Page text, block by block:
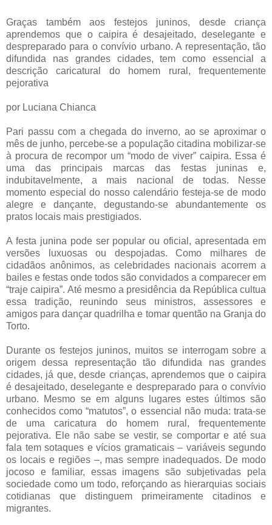
Graças também aos festejos juninos, desde criança
aprendemos que o caipira é desajeitado, deselegante e
despreparado para o convívio urbano. A representação, tão
difundida nas grandes cidades, tem como essencial a
descrição caricatural do homem rural, frequentemente
pejorativa
por Luciana Chianca
Pari passu com a chegada do inverno, ao se aproximar o
mês de junho, percebe-se a população citadina mobilizar-se
à procura de recompor um “modo de viver” caipira. Essa é
uma das principais marcas das festas juninas e,
indubitavelmente, a mais nacional de todas. Nesse
momento especial do nosso calendário festeja-se de modo
alegre e dançante, degustando-se abundantemente os
pratos locais mais prestigiados.
A festa junina pode ser popular ou oficial, apresentada em
versões luxuosas ou despojadas. Como milhares de
cidadãos anônimos, as celebridades nacionais acorrem a
bailes e festas onde todos são convidados a comparecer em
“traje caipira”. Até mesmo a presidência da República cultua
essa tradição, reunindo seus ministros, assessores e
amigos para dançar quadrilha e tomar quentão na Granja do
Torto.
Durante os festejos juninos, muitos se interrogam sobre a
origem dessa representação tão difundida nas grandes
cidades, já que, desde crianças, aprendemos que o caipira
é desajeitado, deselegante e despreparado para o convívio
urbano. Mesmo se em alguns lugares estes últimos são
conhecidos como “matutos”, o essencial não muda: trata-se
de uma caricatura do homem rural, frequentemente
pejorativa. Ele não sabe se vestir, se comportar e até sua
fala tem sotaques e vícios gramaticais – variáveis segundo
os locais e regiões –, mas sempre inadequados. De modo
jocoso e familiar, essas imagens são subjetivadas pela
sociedade como um todo, reforçando as hierarquias sociais
cotidianas que distinguem primeiramente citadinos e
migrantes.